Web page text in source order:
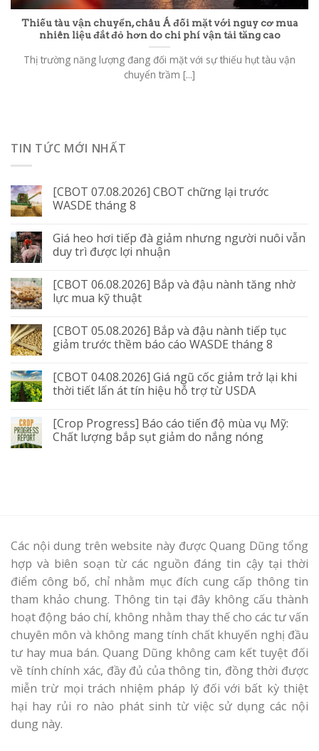
Thiếu tàu vận chuyển, châu Á đối mặt với nguy cơ mua
nhiên liệu đắt đỏ hơn do chi phí vận tải tăng cao
Thị trường năng lượng đang đối mặt với sự thiếu hụt tàu vận
chuyển trầm [...]
TIN TỨC MỚI NHẤT
[CBOT 07.08.2026] CBOT chững lại trước
WASDE tháng 8
Giá heo hơi tiếp đà giảm nhưng người nuôi vẫn
duy trì được lợi nhuận
[CBOT 06.08.2026] Bắp và đậu nành tăng nhờ
lực mua kỹ thuật
[CBOT 05.08.2026] Bắp và đậu nành tiếp tục
giảm trước thềm báo cáo WASDE tháng 8
[CBOT 04.08.2026] Giá ngũ cốc giảm trở lại khi
thời tiết lấn át tín hiệu hỗ trợ từ USDA
[Crop Progress] Báo cáo tiến độ mùa vụ Mỹ:
Chất lượng bắp sụt giảm do nắng nóng
Các nội dung trên website này được Quang Dũng tổng
hợp và biên soạn từ các nguồn đáng tin cậy tại thời
điểm công bố, chỉ nhằm mục đích cung cấp thông tin
tham khảo chung. Thông tin tại đây không cấu thành
hoạt động báo chí, không nhằm thay thế cho các tư vấn
chuyên môn và không mang tính chất khuyến nghị đầu
tư hay mua bán. Quang Dũng không cam kết tuyệt đối
về tính chính xác, đầy đủ của thông tin, đồng thời được
miễn trừ mọi trách nhiệm pháp lý đối với bất kỳ thiệt
hại hay rủi ro nào phát sinh từ việc sử dụng các nội
dung này.